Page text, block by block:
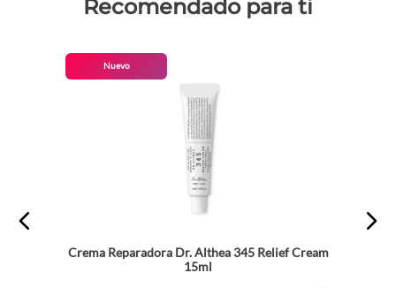
Recomendado para ti
Nuevo
Crema Reparadora Dr. Althea 345 Relief Cream
15ml